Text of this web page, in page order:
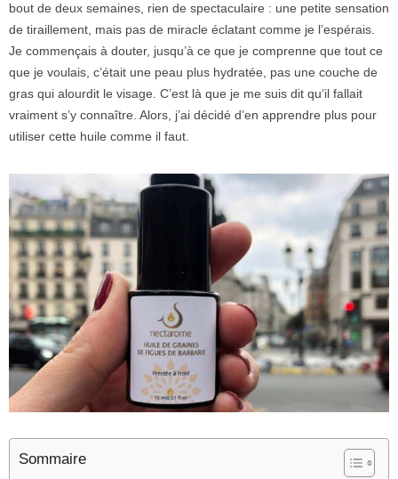
bout de deux semaines, rien de spectaculaire : une petite sensation
de tiraillement, mais pas de miracle éclatant comme je l’espérais.
Je commençais à douter, jusqu’à ce que je comprenne que tout ce
que je voulais, c’était une peau plus hydratée, pas une couche de
gras qui alourdit le visage. C’est là que je me suis dit qu’il fallait
vraiment s’y connaître. Alors, j’ai décidé d’en apprendre plus pour
utiliser cette huile comme il faut.
Sommaire